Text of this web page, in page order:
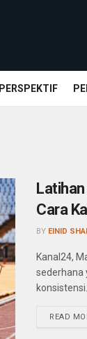
PERSPEKTIF
Cara
BY EINID
Kanal24,
sederhana
READ